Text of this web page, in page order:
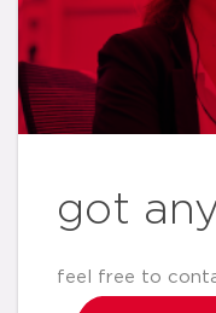
got
feel free to